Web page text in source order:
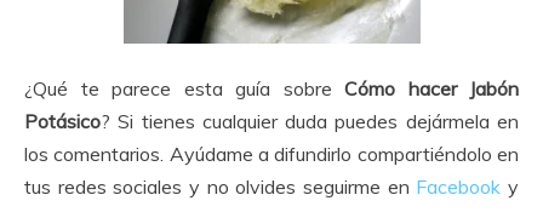
¿Qué te parece esta guía sobre Cómo hacer Jabón
Potásico? Si tienes cualquier duda puedes dejármela en
los comentarios. Ayúdame a difundirlo compartiéndolo en
tus redes sociales y no olvides seguirme en Facebook y